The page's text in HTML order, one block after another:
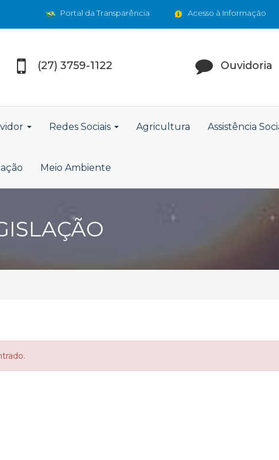
Acesso à Informação
Portal da Transparência
(27) 3759-1122 Ouvidoria
Redes Sociais Agricultura Assistência
Meio Ambiente